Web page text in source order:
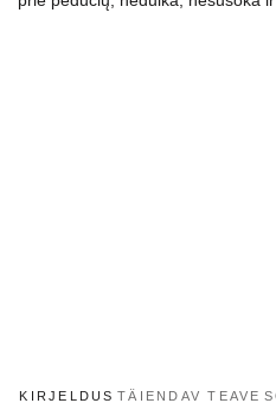
KIRJELDUS TÄIENDAV TEAVE